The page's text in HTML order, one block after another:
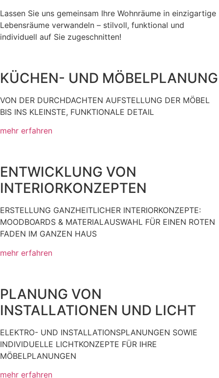
Lassen Sie uns gemeinsam Ihre Wohnräume in einzigartige
Lebensräume verwandeln – stilvoll, funktional und
individuell auf Sie zugeschnitten!
KÜCHEN- UND MÖBELPLANUNG
VON DER DURCHDACHTEN AUFSTELLUNG DER MÖBEL
BIS INS KLEINSTE, FUNKTIONALE DETAIL
mehr erfahren
ENTWICKLUNG VON
INTERIORKONZEPTEN
ERSTELLUNG GANZHEITLICHER INTERIORKONZEPTE:
MOODBOARDS & MATERIALAUSWAHL FÜR EINEN ROTEN
FADEN IM GANZEN HAUS
mehr erfahren
PLANUNG VON
INSTALLATIONEN UND LICHT
ELEKTRO- UND INSTALLATIONSPLANUNGEN SOWIE
INDIVIDUELLE LICHTKONZEPTE FÜR IHRE
MÖBELPLANUNGEN
mehr erfahren